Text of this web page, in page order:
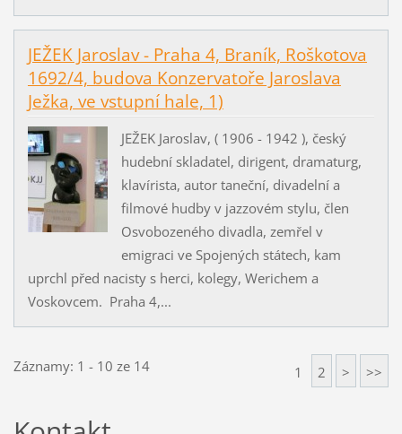
JEŽEK Jaroslav - Praha 4, Braník, Roškotova
1692/4, budova Konzervatoře Jaroslava
Ježka, ve vstupní hale, 1)
JEŽEK Jaroslav, ( 1906 - 1942 ), český
hudební skladatel, dirigent, dramaturg,
klavírista, autor taneční, divadelní a
filmové hudby v jazzovém stylu, člen
Osvobozeného divadla, zemřel v
emigraci ve Spojených státech, kam
uprchl před nacisty s herci, kolegy, Werichem a
Voskovcem. Praha 4,...
Záznamy: 1 - 10 ze 14 1 2 > >>